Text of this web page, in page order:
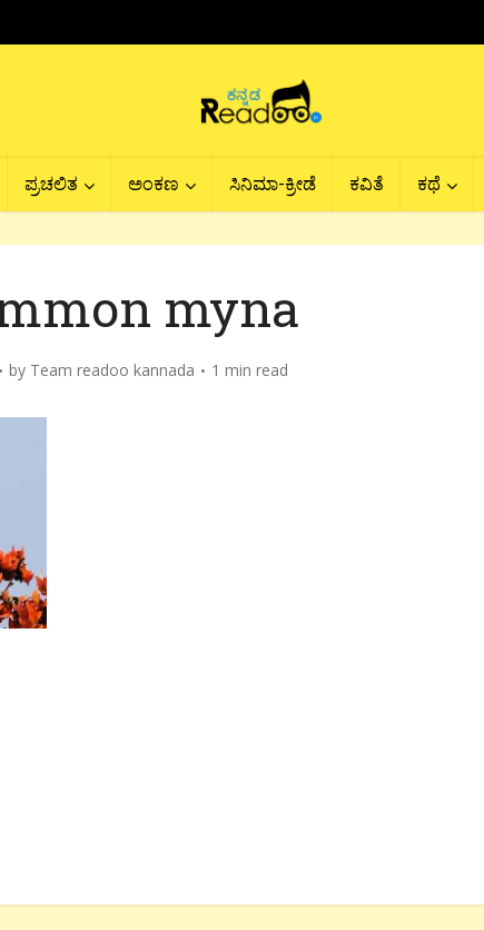
ಪ್ರಚಲಿತ ಅಂಕಣ ಸಿನಿಮಾ-ಕ್ರೀಡೆ ಕವಿತೆ ಕಥೆ
myna
by Team readoo kannada 1 min read